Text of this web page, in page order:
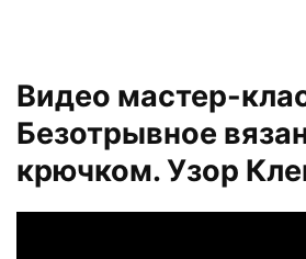
Видео мастер-
Безотрывное
крючком. Узор